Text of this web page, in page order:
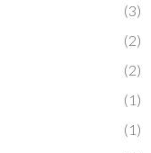
(3)
(2)
(2)
(1)
(1)